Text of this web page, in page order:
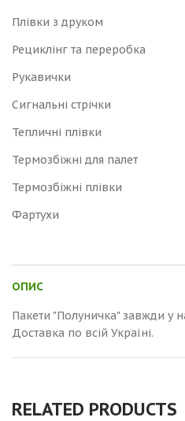
Плівки з друком
Рециклінг та переробка
Рукавички
Сигнальні стрічки
Тепличні плівки
Термозбіжні для палет
Термозбіжні плівки
Фартухи
ОПИС
Пакети "Полуничка" завжди у
Доставка по всій Україні.
RELATED PRODUCTS